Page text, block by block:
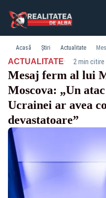
Acasă Știri Actualitate
ACTUALITATE· 2 min citire
Mesaj ferm al lui
Moscova: „Un
Ucrainei ar avea
devastatoare”